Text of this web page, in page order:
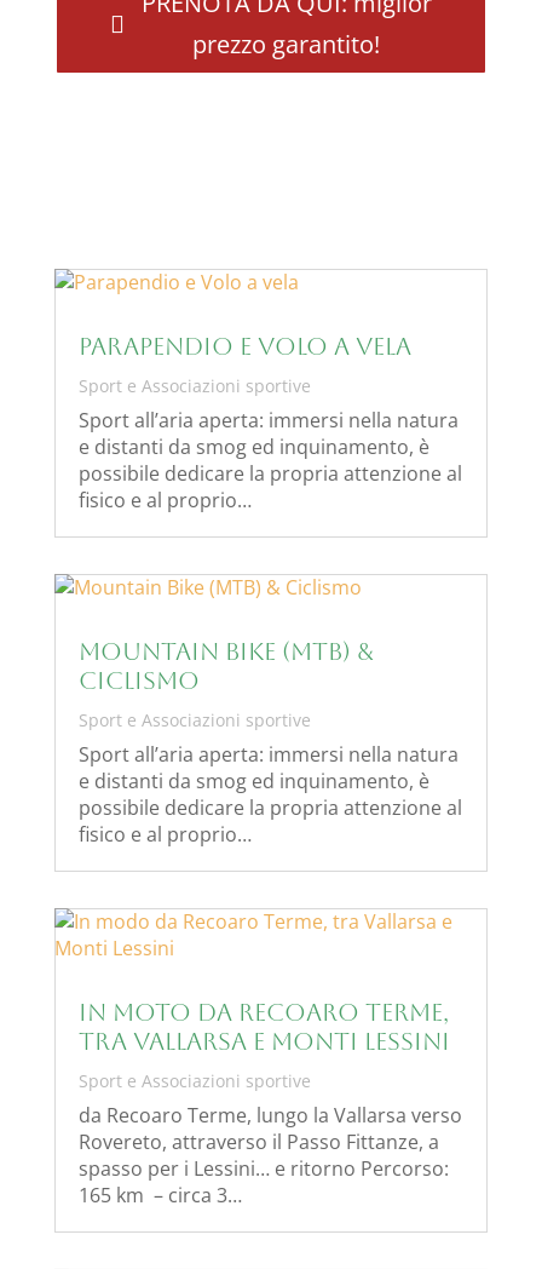
prezzo garantito!
Parapendio e Volo a vela
Sport e Associazioni sportive
Sport all’aria aperta: immersi nella natura
e distanti da smog ed inquinamento, è
possibile dedicare la propria attenzione al
fisico e al proprio…
Mountain Bike (MTB) &
Ciclismo
Sport e Associazioni sportive
Sport all’aria aperta: immersi nella natura
e distanti da smog ed inquinamento, è
possibile dedicare la propria attenzione al
fisico e al proprio…
In moto da Recoaro Terme,
tra Vallarsa e Monti Lessini
Sport e Associazioni sportive
da Recoaro Terme, lungo la Vallarsa verso
Rovereto, attraverso il Passo Fittanze, a
spasso per i Lessini… e ritorno Percorso:
165 km – circa 3…